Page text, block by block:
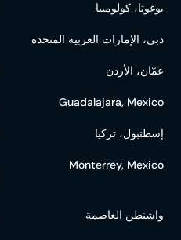
بوغوتا، كولومبيا
دبي، الإمارات العربية المتحدة
عمّان، الأردن
Guadalajara, Mexico
إسطنبول، تركيا
Monterrey, Mexico
واشنطن العاصمة